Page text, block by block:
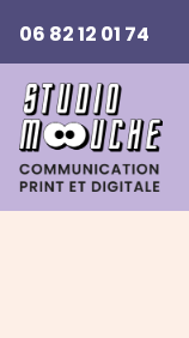
au06 82 12 01 74